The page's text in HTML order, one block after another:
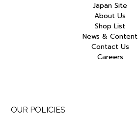
Japan Site
About Us
Shop List
News & Content
Contact Us
Careers
OUR POLICIES